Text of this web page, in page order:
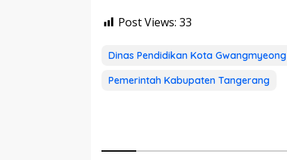
Post Views: 33
Dinas Pendidikan Kota Gwangmyeong
Pemerintah Kabupaten Tangerang